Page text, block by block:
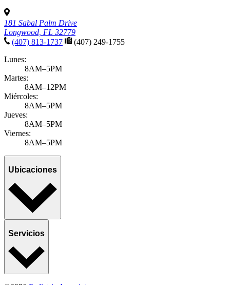
181 Sabal Palm Drive
Longwood, FL 32779
(407) 813-1737
(407) 249-1755
Lunes:
8AM–5PM
Martes:
8AM–12PM
Miércoles:
8AM–5PM
Jueves:
8AM–5PM
Viernes:
8AM–5PM
Ubicaciones
Servicios